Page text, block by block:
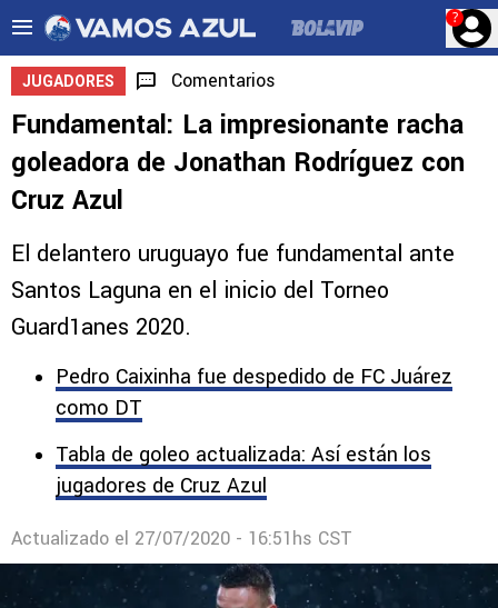
?
JUGADORES Comentarios
Fundamental: La impresionante racha
goleadora de Jonathan Rodríguez con
Cruz Azul
El delantero uruguayo fue fundamental ante
Santos Laguna en el inicio del Torneo
Guard1anes 2020.
Pedro Caixinha fue despedido de FC Juárez
como DT
Tabla de goleo actualizada: Así están los
jugadores de Cruz Azul
Actualizado el 27/07/2020 - 16:51hs CST